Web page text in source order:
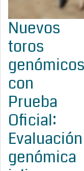
Nuevos
toros
genómicos
con
Prueba
Oficial:
Evaluación
genómica